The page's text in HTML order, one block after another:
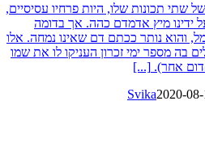
שתי תכונות שלו, היות פרחיו עסיסיים,
ידינו מיץ אדמדם כהה. אך בדומה
והוא נותר ככתם דם שאינו נמחה. אלו
בה מספר ימי זכרון העניקו לו את שמו
אחר). [...]
Svika2020-